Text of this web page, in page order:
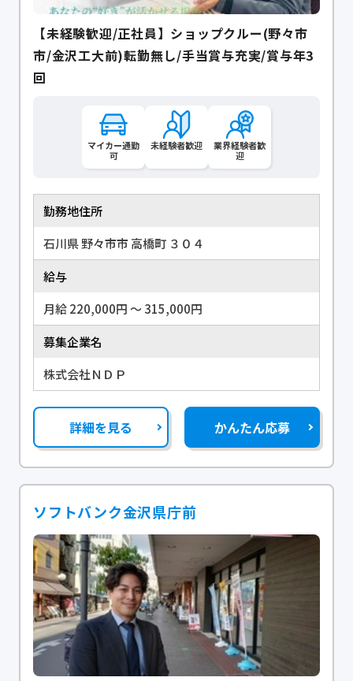
【未経験歓迎/正社員】ショップクルー(野々市
市/金沢工大前)転勤無し/手当賞与充実/賞与年3
回
マイカー通勤
可
未経験者歓迎
業界経験者歓
迎
勤務地住所
石川県 野々市市 高橋町 ３０４
給与
月給 220,000円 〜 315,000円
募集企業名
株式会社ＮＤＰ
詳細を見る かんたん応募
ソフトバンク金沢県庁前